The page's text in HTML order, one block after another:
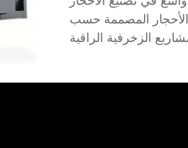
الأحجار المصممة حسب